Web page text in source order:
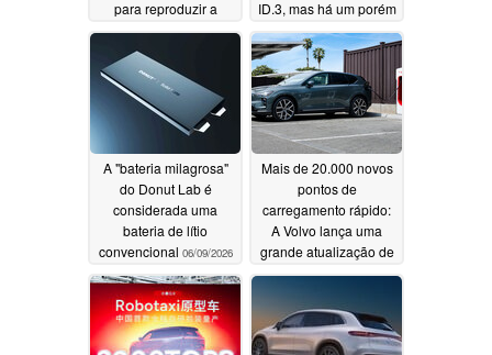
para reproduzir a
sensação de um motor
turbo por meio dos
motores elétricos
07/11/2026
ID.3, mas há um porém
06/17/2026
A "bateria milagrosa"
do Donut Lab é
considerada uma
bateria de lítio
convencional 06/09/2026
Mais de 20.000 novos
pontos de
carregamento rápido:
A Volvo lança uma
grande atualização de
carregamento para sua
elétricos05/28/2026